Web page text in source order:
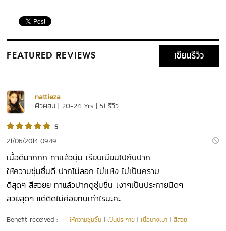
FEATURED REVIEWS เขียนรีวิว
nattieza
ผิวผสม | 20-24 Yrs | 51 รีวิว
5
21/06/2014 09:49
เนื้อดีมากกก ทาเเล้วนุ่ม เรียบเนียนไปกับปาก
ให้ความชุ่มชื่นดี ปากไม่ลอก ไม่เเห้ง ไม่เป็นคราบ
ดีสุดๆ สีสวยย ทาแล้วปากดูชุ่มชื่น เงาๆเป็นประกายนิดๆ
สวยสุดๆ แต่ติดไม่ค่อยทนเท่าไรนะคะ
Benefit received : ให้ความชุ่มชื้น |เป็นประกาย |เนื้อบางเบา |สีสวย